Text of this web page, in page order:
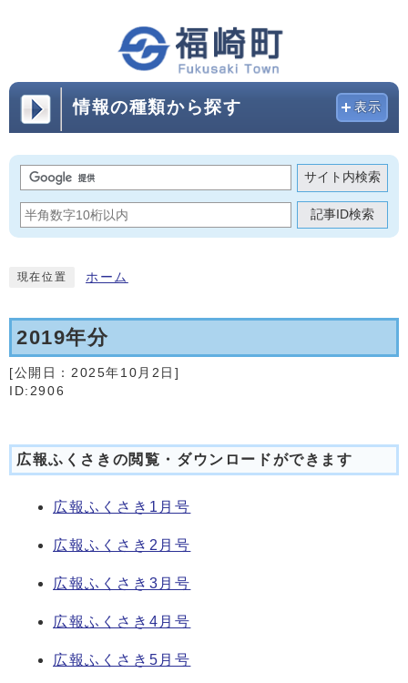
情報の種類から探す 表示
サイト内検索
記事ID検索
現在位置 ホーム
2019年分
[公開日： 2025年10月2日 ]
ID:2906
広報ふくさきの閲覧・ダウンロードができます
広報ふくさき1月号
広報ふくさき2月号
広報ふくさき3月号
広報ふくさき4月号
広報ふくさき5月号